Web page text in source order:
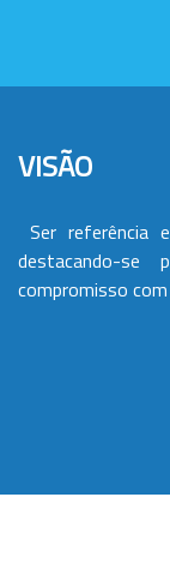
VISÃO
Ser referência
destacando-se
compromisso